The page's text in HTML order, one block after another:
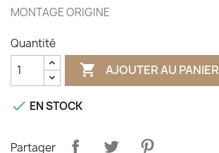
MONTAGE ORIGINE
Quantité
 AJOUTER AU PANIER
 EN STOCK
Partager